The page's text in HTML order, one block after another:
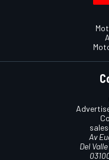
Av
Del